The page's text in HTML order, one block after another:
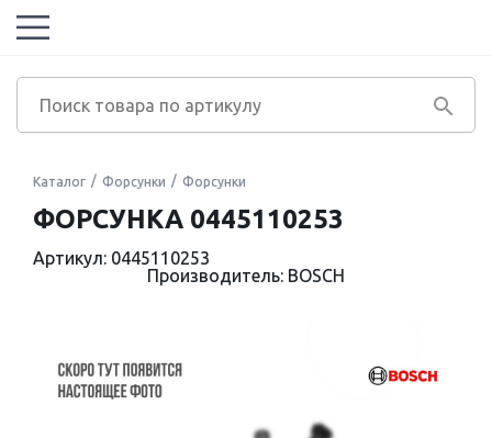
Каталог Форсунки Форсунки
ФОРСУНКА 0445110253
Артикул: 0445110253
Производитель: BOSCH